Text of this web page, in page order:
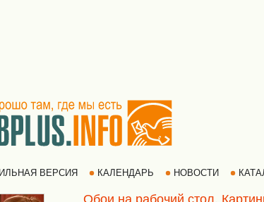
ВЕРСИЯ КАЛЕНДАРЬ НОВОСТИ
Обои на рабочий стол.